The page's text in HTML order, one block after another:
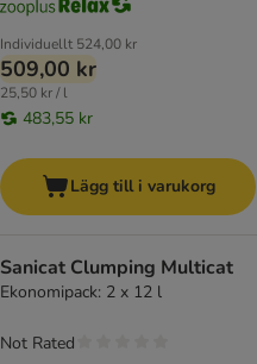
Individuellt 524,00 kr
509,00 kr
25,50 kr / l
483,55 kr
Lägg till i varukorg
Sanicat Clumping Multicat
Ekonomipack: 2 x 12 l
Not Rated